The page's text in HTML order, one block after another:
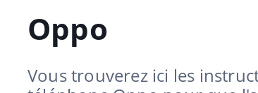
Oppo
Vous trouverez ici les